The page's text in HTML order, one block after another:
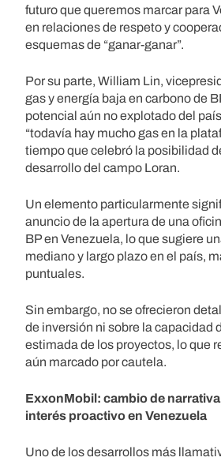
futuro que queremos marcar para
en relaciones de respeto y
esquemas de “ganar-ganar”.
Por su parte, William Lin,
gas y energía baja en carbono de
potencial aún no explotado del
“todavía hay mucho gas en la
tiempo que celebró la posibilidad
desarrollo del campo Loran.
Un elemento particularmente
anuncio de la apertura de una
BP en Venezuela, lo que sugiere
mediano y largo plazo en el país,
puntuales.
Sin embargo, no se ofrecieron
de inversión ni sobre la capacidad
estimada de los proyectos, lo que
aún marcado por cautela.
ExxonMobil: cambio de
interés proactivo en Venezuela
Uno de los desarrollos más